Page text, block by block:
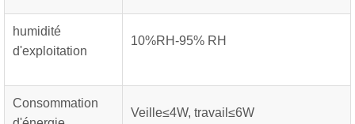
humidité
d'exploitation
10%RH-95% RH
Consommation
Veille≤4W, travail≤6W